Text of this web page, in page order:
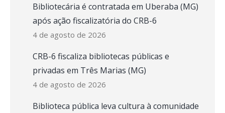
Bibliotecária é contratada em Uberaba (MG)
após ação fiscalizatória do CRB-6
4 de agosto de 2026
CRB-6 fiscaliza bibliotecas públicas e
privadas em Três Marias (MG)
4 de agosto de 2026
Biblioteca pública leva cultura à comunidade